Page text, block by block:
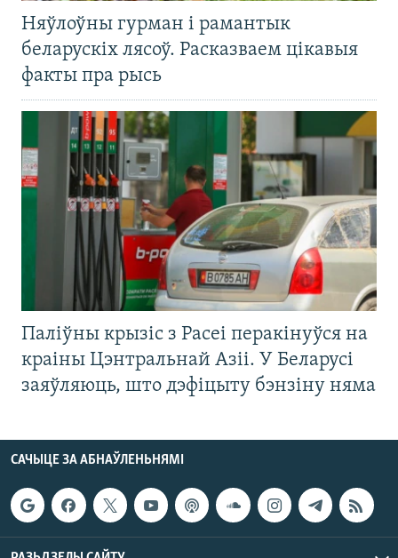
Няўлоўны гурман і рамантык
беларускіх лясоў. Расказваем цікавыя
факты пра рысь
Паліўны крызіс з Расеі перакінуўся на
краіны Цэнтральнай Азіі. У Беларусі
заяўляюць, што дэфіцыту бэнзіну няма
САЧЫЦЕ ЗА АБНАЎЛЕНЬНЯМІ